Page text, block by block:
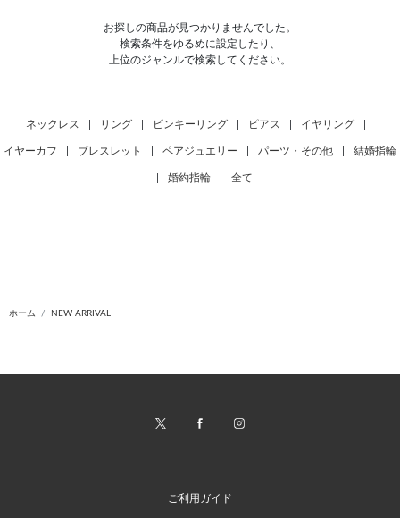
お探しの商品が見つかりませんでした。
検索条件をゆるめに設定したり、
上位のジャンルで検索してください。
ネックレス リング ピンキーリング ピアス イヤリング
イヤーカフ ブレスレット ペアジュエリー パーツ・その他 結婚指輪
婚約指輪 全て
ホーム NEW ARRIVAL
ご利用ガイド